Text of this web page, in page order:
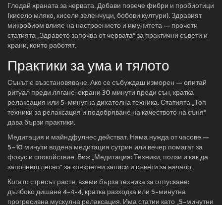
Гледай храната за червата. Добави повече фибри и пробиотици
(кисело мляко, кисели зеленчуци, бобови култури). Здравият
микробиом влияе на настроението и имунитета — прочети
статията „Здравето започва от червата“ за практични съвети и
храни, които работят.
Практики за ума и тялото
Сънът е възстановяване. Ако се събуждаш изморен — опитай
ритуал преди лягане: екрани 30 минути преди сън, кратка
релаксация или 5-минутна дихателна техника. Статията „Топ
техники за релаксация и подобряване на качеството на съня“
дава бързи практики.
Медитация и майндфулнес действат. Няма нужда от часове —
5–10 минути водена медитация сутрин или вечер помагат за
фокус и спокойствие. Виж „Медитация: Техники, ползи и как да
започнеш лесно“ за конкретни записи и съвети за начало.
Когато стресът расте, вземи бърза техника за отпускане:
дълбоко дишане 4-4-4, кратка разходка или 5-минутна
прогресивна мускулна релаксация. Има статии като „5-минутни